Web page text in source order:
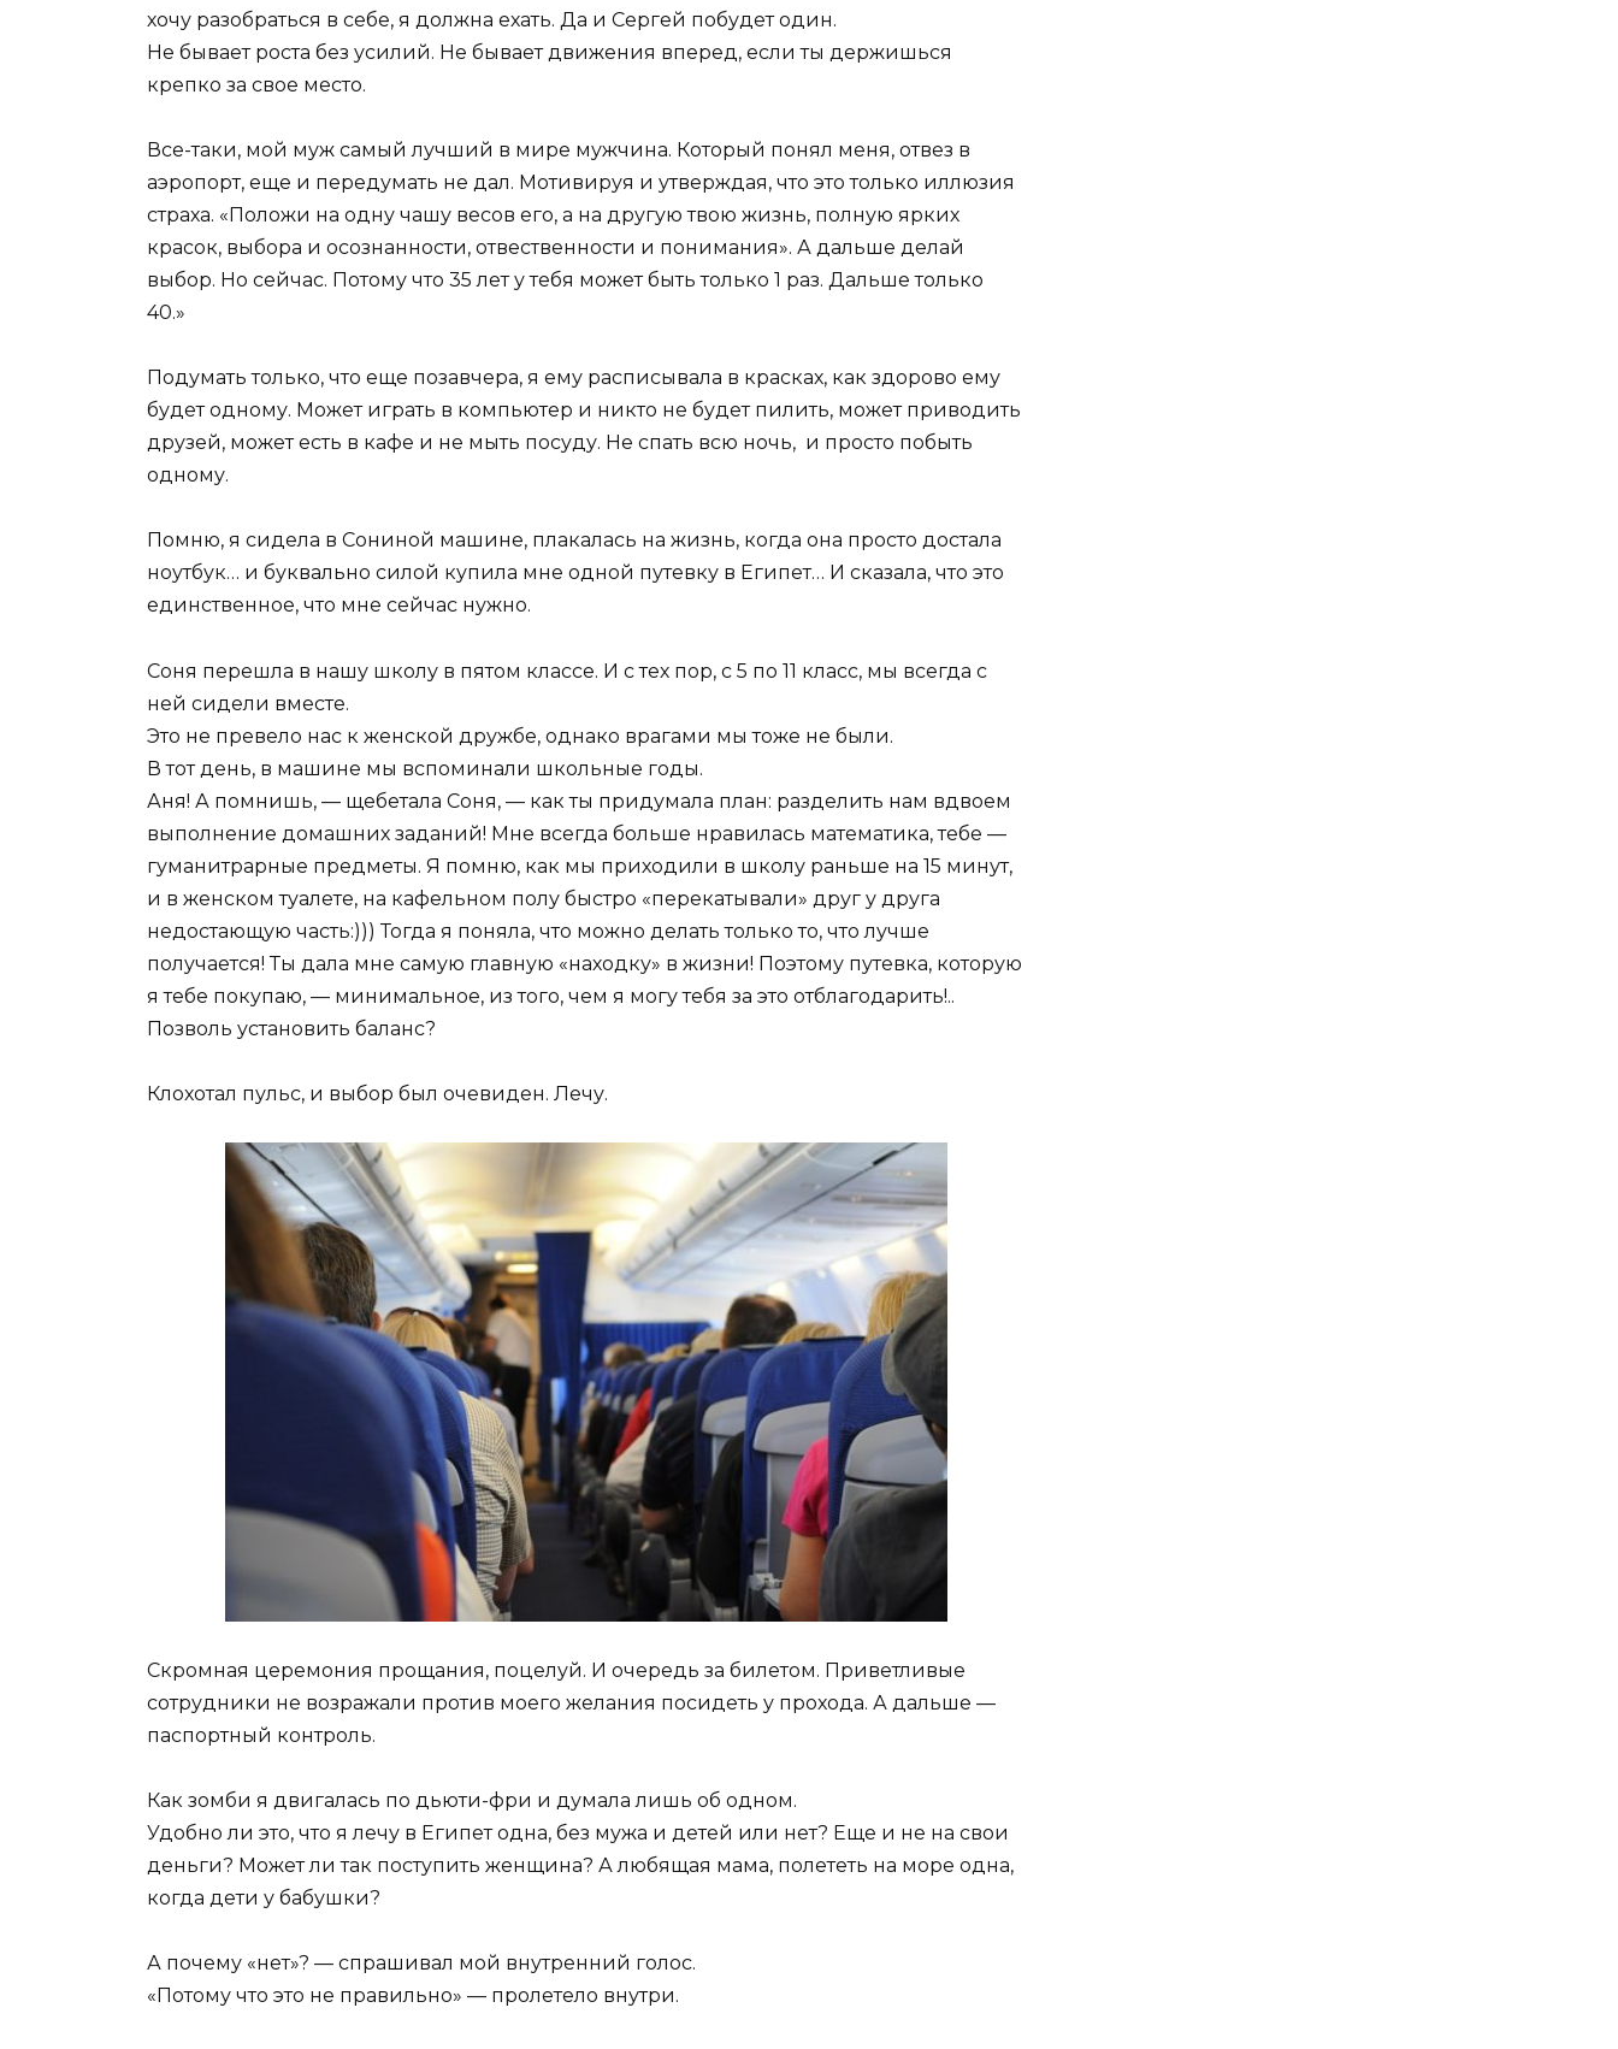
хочу разобраться в себе, я должна ехать. Да и Сергей побудет один.
Не бывает роста без усилий. Не бывает движения вперед, если ты держишься
крепко за свое место.
Все-таки, мой муж самый лучший в мире мужчина. Который понял меня, отвез в
аэропорт, еще и передумать не дал. Мотивируя и утверждая, что это только иллюзия
страха. «Положи на одну чашу весов его, а на другую твою жизнь, полную ярких
красок, выбора и осознанности, отвественности и понимания». А дальше делай
выбор. Но сейчас. Потому что 35 лет у тебя может быть только 1 раз. Дальше только
40.»
Подумать только, что еще позавчера, я ему расписывала в красках, как здорово ему
будет одному. Может играть в компьютер и никто не будет пилить, может приводить
друзей, может есть в кафе и не мыть посуду. Не спать всю ночь, и просто побыть
одному.
Помню, я сидела в Сониной машине, плакалась на жизнь, когда она просто достала
ноутбук… и буквально силой купила мне одной путевку в Египет… И сказала, что это
единственное, что мне сейчас нужно.
Соня перешла в нашу школу в пятом классе. И с тех пор, с 5 по 11 класс, мы всегда с
ней сидели вместе.
Это не превело нас к женской дружбе, однако врагами мы тоже не были.
В тот день, в машине мы вспоминали школьные годы.
Аня! А помнишь, — щебетала Соня, — как ты придумала план: разделить нам вдвоем
выполнение домашних заданий! Мне всегда больше нравилась математика, тебе —
гуманитрарные предметы. Я помню, как мы приходили в школу раньше на 15 минут,
и в женском туалете, на кафельном полу быстро «перекатывали» друг у друга
недостающую часть:))) Тогда я поняла, что можно делать только то, что лучше
получается! Ты дала мне самую главную «находку» в жизни! Поэтому путевка, которую
я тебе покупаю, — минимальное, из того, чем я могу тебя за это отблагодарить!..
Позволь установить баланс?
Клохотал пульс, и выбор был очевиден. Лечу.
Скромная церемония прощания, поцелуй. И очередь за билетом. Приветливые
сотрудники не возражали против моего желания посидеть у прохода. А дальше —
паспортный контроль.
Как зомби я двигалась по дьюти-фри и думала лишь об одном.
Удобно ли это, что я лечу в Египет одна, без мужа и детей или нет? Еще и не на свои
деньги? Может ли так поступить женщина? А любящая мама, полететь на море одна,
когда дети у бабушки?
А почему «нет»? — спрашивал мой внутренний голос.
«Потому что это не правильно» — пролетело внутри.